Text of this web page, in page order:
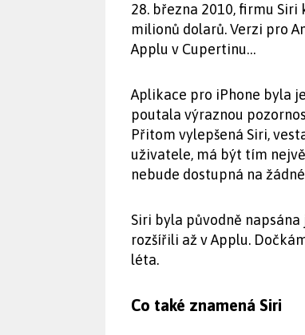
28. března 2010, firmu
milionů dolarů. Verzi pro
Applu v Cupertinu…
Aplikace pro iPhone byla
poutala výraznou
Přitom vylepšená Siri,
uživatele, má být tím
nebude dostupná na
Siri byla původně
rozšířili až v Applu.
léta.
Co také znamená Siri